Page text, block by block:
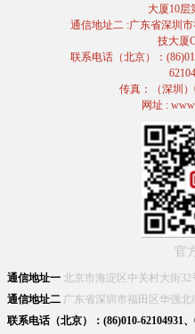
大厦10层
通信地址二 :广东省深圳
技大厦
联系电话（北京）：
传真：（深圳）
网址 :
官
通信地址一 北京市海淀区中关村大街32
通信地址二 广东省深圳市福田区华强
联系电话（北京）：(86)010-62104931、